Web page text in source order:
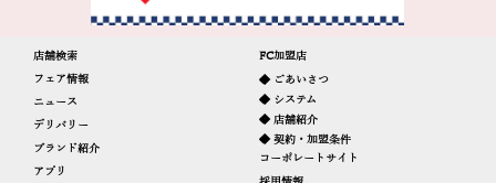
店舗検索
フェア情報
ニュース
デリバリー
ブランド紹介
アプリ
FC加盟店
◆ ごあいさつ
◆ システム
◆ 店舗紹介
◆ 契約・加盟条件
コーポレートサイト